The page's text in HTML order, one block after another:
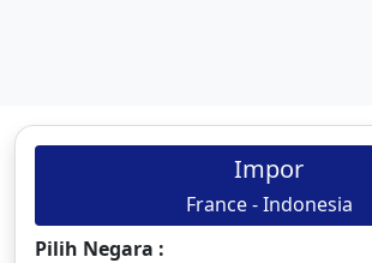
Impor
France - Indonesia
Pilih Negara :